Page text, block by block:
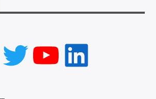
Twitter
YouTube
LinkedIn